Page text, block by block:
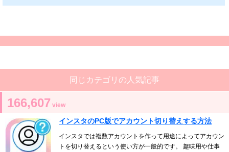
同じカテゴリの人気記事
166,607 view
インスタのPC版でアカウント切り替えする方法
インスタでは複数アカウントを作って用途によってアカウン
トを切り替えるという使い方が一般的です。 趣味用や仕事